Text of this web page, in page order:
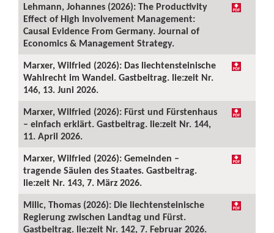
Lehmann, Johannes (2026): The Productivity
Effect of High Involvement Management:
Causal Evidence From Germany. Journal of
Economics & Management Strategy.
Marxer, Wilfried (2026): Das liechtensteinische
Wahlrecht im Wandel. Gastbeitrag. lie:zeit Nr.
146, 13. Juni 2026.
Marxer, Wilfried (2026): Fürst und Fürstenhaus
– einfach erklärt. Gastbeitrag. lie:zeit Nr. 144,
11. April 2026.
Marxer, Wilfried (2026): Gemeinden –
tragende Säulen des Staates. Gastbeitrag.
lie:zeit Nr. 143, 7. März 2026.
Milic, Thomas (2026): Die liechtensteinische
Regierung zwischen Landtag und Fürst.
Gastbeitrag. lie:zeit Nr. 142, 7. Februar 2026.